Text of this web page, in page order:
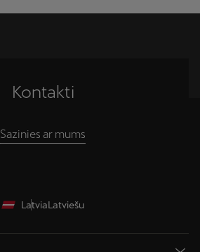
Kontakti
Sazinies ar mums
LatviaLatviešu